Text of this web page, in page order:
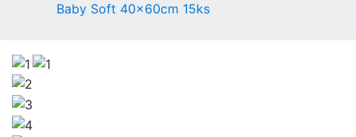
Baby Soft 40x60cm 15ks